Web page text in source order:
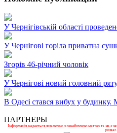
У Чернігівській області
У Чернігові горіла приватна
Згорів 46-річний чоловік
У Чернігові новий головний
В Одесі стався вибух у
ПАРТНЕРЫ
Інформація надається виключно з ознайомчою метою та не є
розваг.